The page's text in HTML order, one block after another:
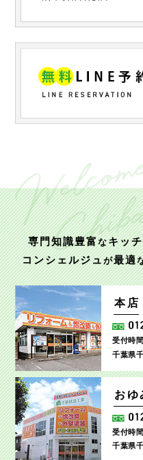
専門知識豊富なキッ
コンシェルジュが最適
本店
受付時間
千葉県
おゆ
受付時間
千葉県